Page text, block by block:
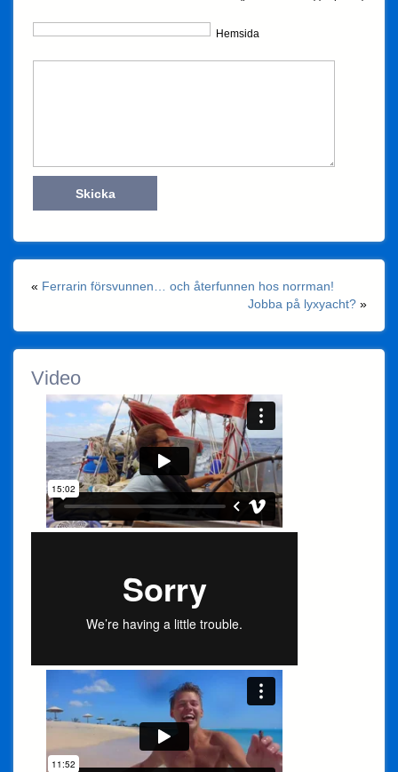
Hemsida
« Ferrarin försvunnen… och återfunnen hos norrman!
Jobba på lyxyacht? »
Video